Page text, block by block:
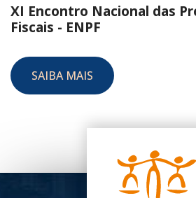
XI Encontro Nacional das
Fiscais - ENPF
SAIBA MAIS